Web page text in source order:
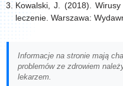
Kowalski, J. (2018).
leczenie. Warszawa:
Informacje na stronie mają
problemów ze zdrowiem
lekarzem.